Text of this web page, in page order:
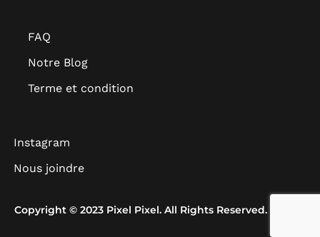
FAQ
Notre Blog
Terme et condition
Instagram
Nous joindre
Copyright © 2023 Pixel Pixel. All Rights Reserved.